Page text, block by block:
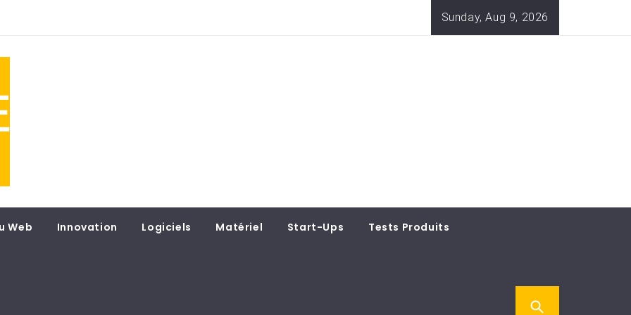
Sunday, Aug 9, 2026
Web Innovation Logiciels Matériel Start-Ups Tests Produits